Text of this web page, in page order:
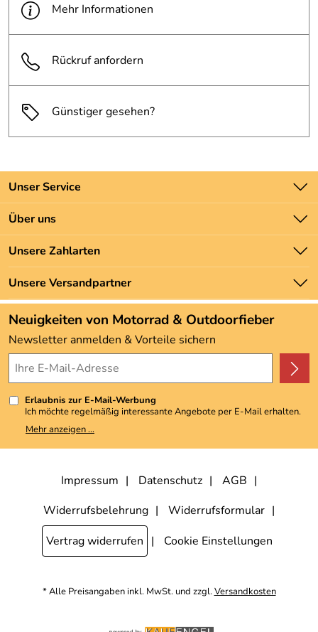
Mehr Informationen
Rückruf anfordern
Günstiger gesehen?
Unser Service
Kontakt
Batteriegesetz
Newsletter
Zahlung und Versand
Über uns
Unsere Bestseller
Marken
Neu
Angebote
Kundenbewertungen (3.492)
4,9/5*****
Unsere Zahlarten
Unsere Versandpartner
Neuigkeiten von Motorrad & Outdoorfieber
Newsletter anmelden & Vorteile sichern
Erlaubnis zur E-Mail-Werbung
Ich möchte regelmäßig interessante Angebote per E-Mail erhalten.
Meine E-Mail-Adresse wird nicht an andere Unternehmen
weitergegeben. Zu statistischen Zwecken wird in anonymer Form
kann ich jederzeit mit Wirkung für die Zukunft widerrufen, indem ich
den Link "Abmelden" am Ende des Newsletters anklicke. Die
Mehr anzeigen ...
Impressum Datenschutz
AGB
Widerrufsbelehrung
Widerrufsformular
Vertrag widerrufen
Cookie Einstellungen
* Alle Preisangaben inkl. MwSt. und zzgl.Versandkosten